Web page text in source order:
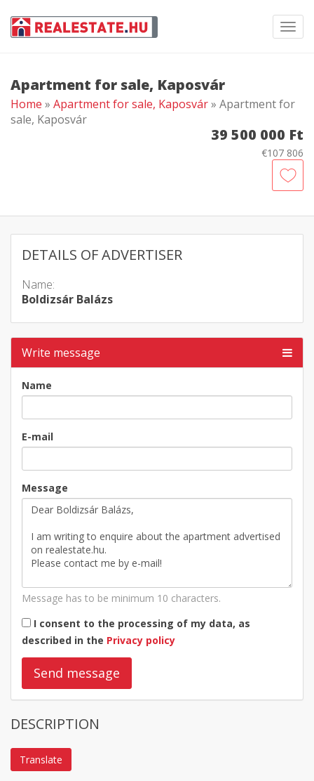
Apartment for sale, Kaposvár
Home » Apartment for sale, Kaposvár» Apartment for
sale, Kaposvár
39 500 000 Ft
€107 806
DETAILS OF ADVERTISER
Name:
Boldizsár Balázs
Write message
Name
E-mail
Message
Message has to be minimum 10 characters.
I consent to the processing of my data, as
described in the Privacy policy
Send message
DESCRIPTION
Translate